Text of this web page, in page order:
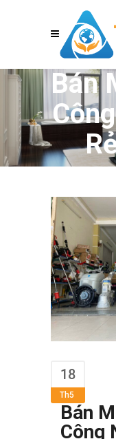
Bán
18
Th5
Bán
Công